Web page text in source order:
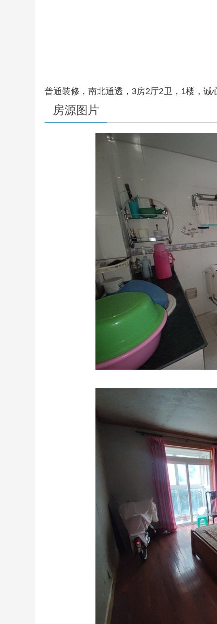
普通装修，南北通透，3房2厅2卫，1楼，诚
房源图片